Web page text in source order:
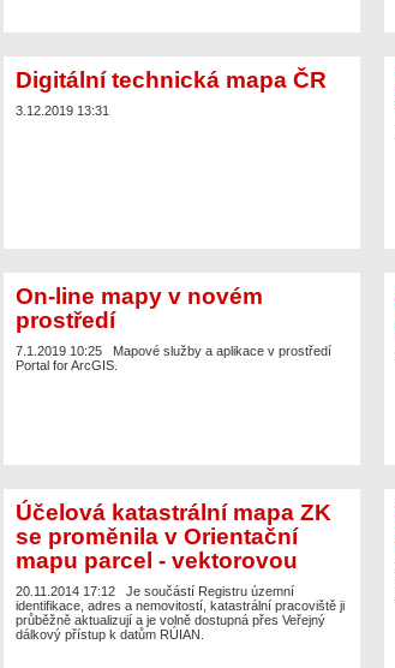
Digitální technická mapa ČR
3.12.2019 13:31
On-line mapy v novém
prostředí
7.1.2019 10:25
Mapové služby a aplikace v prostředí
Portal for ArcGIS.
Účelová katastrální mapa ZK
se proměnila v Orientační
mapu parcel - vektorovou
20.11.2014 17:12 Je součástí Registru územní
identifikace, adres a nemovitostí, katastrální pracoviště ji
průběžně aktualizují a je volně dostupná přes Veřejný
dálkový přístup k datům RÚIAN.